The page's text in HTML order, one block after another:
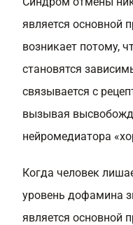
является основной
возникает потому,
становятся
связывается с
вызывая
нейромедиатора
Когда человек
уровень дофамина
является основной